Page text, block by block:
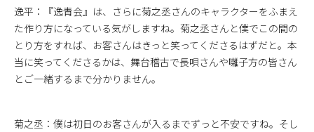
逸平：『逸青会』は、さらに菊之丞さんのキャラクターをふまえ
た作り方になっている気がしますね。菊之丞さんと僕でこの間の
とり方をすれば、お客さんはきっと笑ってくださるはずだと。本
当に笑ってくださるかは、舞台稽古で長唄さんや囃子方の皆さん
とご一緒するまで分かりません。
菊之丞：僕は初日のお客さんが入るまでずっと不安ですね。そし